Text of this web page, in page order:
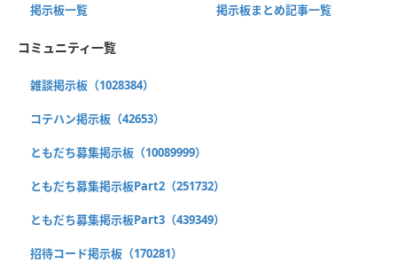
掲示板一覧 掲示板まとめ記事一覧
コミュニティ一覧
雑談掲示板（1028384）
コテハン掲示板（42653）
ともだち募集掲示板（10089999）
ともだち募集掲示板Part2（251732）
ともだち募集掲示板Part3（439349）
招待コード掲示板（170281）